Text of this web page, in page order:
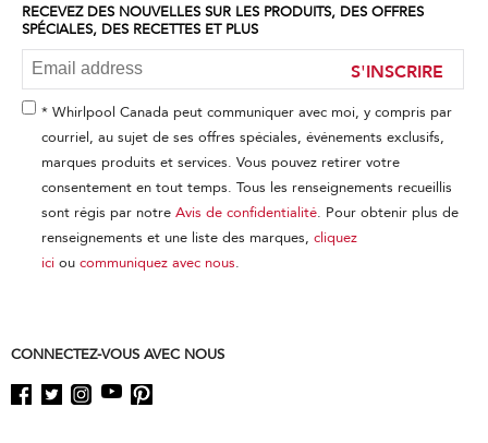
the
this
RECEVEZ DES NOUVELLES SUR LES PRODUITS, DES OFFRES
SPÉCIALES, DES RECETTES ET PLUS
S'INSCRIRE
* Whirlpool Canada peut communiquer avec moi, y compris par
courriel, au sujet de ses offres spéciales, événements exclusifs,
marques produits et services. Vous pouvez retirer votre
consentement en tout temps. Tous les renseignements recueillis
sont régis par notre Avis de confidentialité. Pour obtenir plus de
renseignements et une liste des marques, cliquez
ici ou communiquez avec nous.
CONNECTEZ-VOUS AVEC NOUS